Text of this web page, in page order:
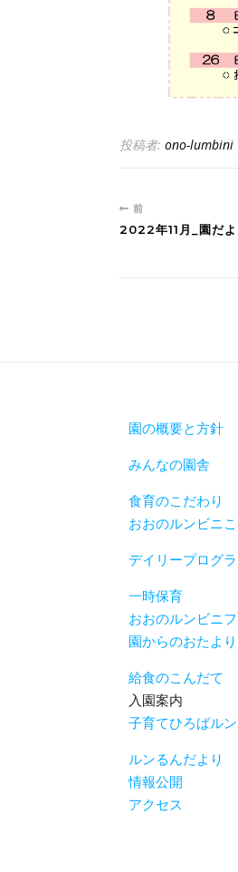
投稿者: ono-lumbini
前
2022年11月_園だよ
園の概要と方針
みんなの園舎
食育のこだわり
おおのルンビニ
デイリープログ
一時保育
おおのルンビニ
園からのおたより
給食のこんだて
入園案内
子育てひろばル
ルンるんだより
情報公開
アクセス